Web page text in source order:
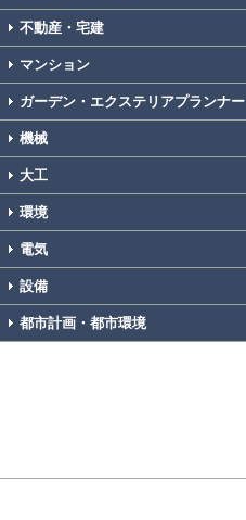
不動産・宅建
マンション
ガーデン・エクステリアプランナー
機械
大工
環境
電気
設備
都市計画・都市環境